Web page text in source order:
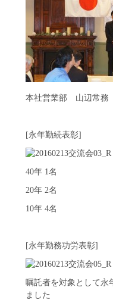
本社営業部 山辺常務
[永年勤続表彰]
40年 1名
20年 2名
10年 4名
[永年勤務功労表彰]
嘱託者を対象として永
ました